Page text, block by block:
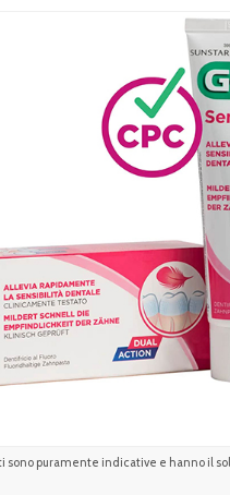
puramente indicative e hanno il